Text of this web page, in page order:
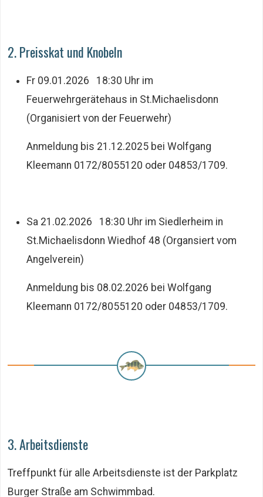
2. Preisskat und Knobeln
Fr 09.01.2026 18:30 Uhr im
Feuerwehrgerätehaus in St.Michaelisdonn
(Organisiert von der Feuerwehr)
Anmeldung bis 21.12.2025 bei Wolfgang
Kleemann 0172/8055120 oder 04853/1709.
Sa 21.02.2026 18:30 Uhr im Siedlerheim in
St.Michaelisdonn Wiedhof 48 (Organsiert vom
Angelverein)
Anmeldung bis 08.02.2026 bei Wolfgang
Kleemann 0172/8055120 oder 04853/1709.
3. Arbeitsdienste
Treffpunkt für alle Arbeitsdienste ist der Parkplatz
Burger Straße am Schwimmbad.